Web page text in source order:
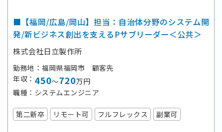
■【福岡/広島/岡山】担当：自治体分野のシステム開
発/新ビジネス創出を支えるPサブリーダー＜公共＞
株式会社日立製作所
勤務地
福岡県福岡市 顧客先
年収
450～720万円
職種
システムエンジニア
第二新卒 リモート可 フルフレックス 副業可